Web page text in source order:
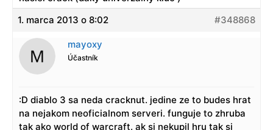
1. marca 2013 o 8:02
#348868
mayoxy
Účastník
:D diablo 3 sa neda cracknut. jedine ze to budes hrat
na nejakom neoficialnom serveri. funguje to zhruba
tak ako world of warcraft. ak si nekupil hru tak si